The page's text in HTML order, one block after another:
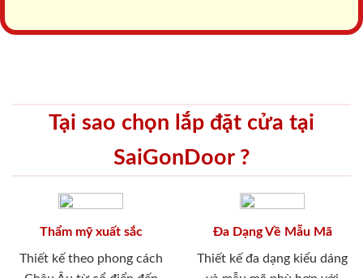
Tại sao chọn lắp đặt cửa tại
SaiGonDoor ?
Thẩm mỹ xuất sắc
Thiết kế theo phong cách
Đa Dạng Về Mẫu Mã
Thiết kế đa dạng kiểu dáng